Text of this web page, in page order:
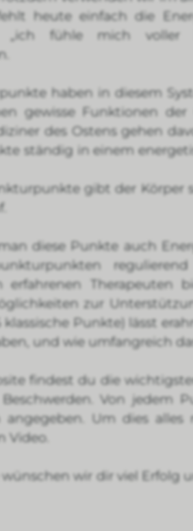
heute einfach die
„ich fühle mich voller
haben in diesem
gewisse Funktionen
des Ostens gehen
ständig in einem
gibt der Körper
diese Punkte auch
erfahrenen Therapeuten
zur
Punkte) lässt
und wie umfangreich
findest du die
Beschwerden. Von jedem
angegeben. Um dies
Video.
wir dir viel Erfolg